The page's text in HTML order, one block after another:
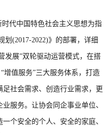
代中国特色社会主义思想为指
(2017-2022)》的部署，详细
发展”双轮驱动运营模式，在搭
增值服务”三大服务体系，打造
社会需求、创造行业需求，更
服务。让协会同企事业单位、
个安全的个人、安全的家庭、